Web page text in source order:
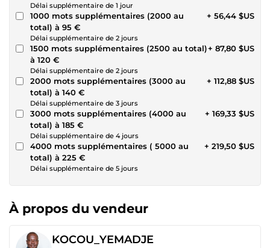
Délai supplémentaire de 1 jour
1000 mots supplémentaires (2000 au
total) à 95 €
Délai supplémentaire de 2 jours
+ 56,44 $US
1500 mots supplémentaires (2500 au total)
à 120 €
Délai supplémentaire de 2 jours
+ 87,80 $US
2000 mots supplémentaires (3000 au
total) à 140 €
Délai supplémentaire de 3 jours
+ 112,88 $US
3000 mots supplémentaires (4000 au
total) à 185 €
Délai supplémentaire de 4 jours
+ 169,33 $US
4000 mots supplémentaires ( 5000 au
total) à 225 €
Délai supplémentaire de 5 jours
+ 219,50 $US
À propos du vendeur
KOCOU_YEMADJE